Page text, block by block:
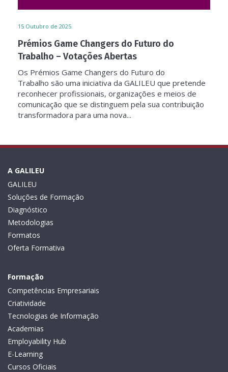
15 Outubro de 2025
Prémios Game Changers do Futuro do
Trabalho – Votações Abertas
Os Prémios Game Changers do Futuro do
Trabalho são uma iniciativa da GALILEU que pretende
reconhecer profissionais, organizações e meios de
comunicação que se distinguem pela sua contribuição
transformadora para uma nova...
A GALILEU
GALILEU
Soluções de Formação
Diagnóstico
Metodologias
Formatos
Oferta Formativa
Formação
Competências Empresariais
Criatividade
Tecnologias de Informação
Academias
Employability Hub
E-Learning
Cursos Oficiais